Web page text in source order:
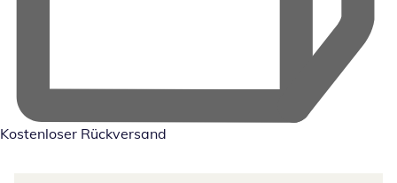
Kostenloser Rückversand